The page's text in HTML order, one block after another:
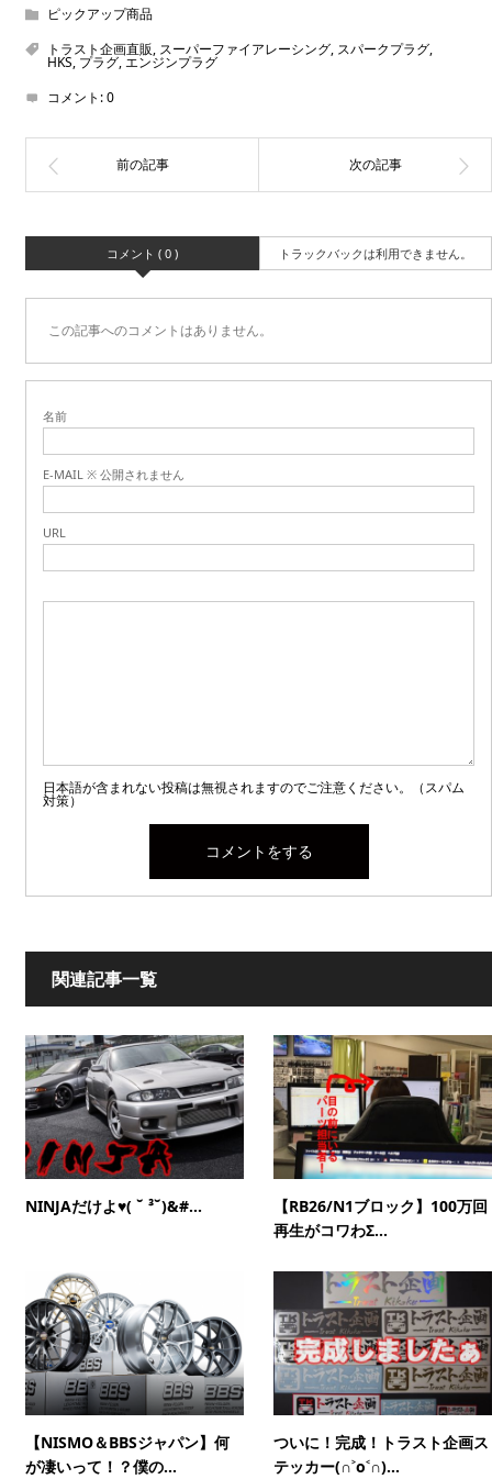
ピックアップ商品
トラスト企画直販, スーパーファイアレーシング, スパークプラグ,
HKS, プラグ,エンジンプラグ
コメント:0
コメント ( 0 ) トラックバックは利用できません。
この記事へのコメントはありません。
名前
E-MAIL ※ 公開されません
URL
日本語が含まれない投稿は無視されますのでご注意ください。（スパム
対策）
関連記事一覧
NINJAだけよ♥( ˘ ³˘)&#...
【RB26/N1ブロック】100万回
再生がコワわΣ...
【NISMO＆BBSジャパン】何
が凄いって！？僕の...
ついに！完成！トラスト企画ス
テッカー(∩˃o˂∩)...